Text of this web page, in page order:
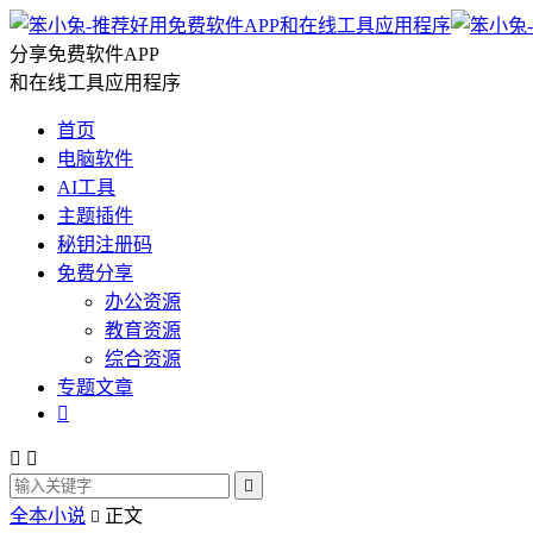
分享免费软件APP
和在线工具应用程序
首页
电脑软件
AI工具
主题插件
秘钥注册码
免费分享
办公资源
教育资源
综合资源
专题文章

 

全本小说  正文